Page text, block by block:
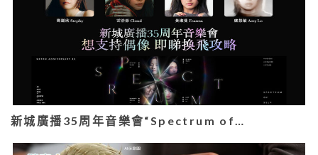
新城廣播35周年音樂會“Spectrum of…